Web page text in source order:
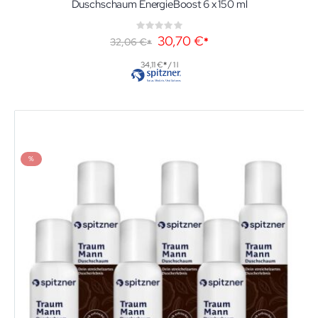
Duschschaum EnergieBoost 6 x 150 ml
Rating:
0%
32,06 € Sonderangebot
30,70 €
34,11 € / 1 l
%